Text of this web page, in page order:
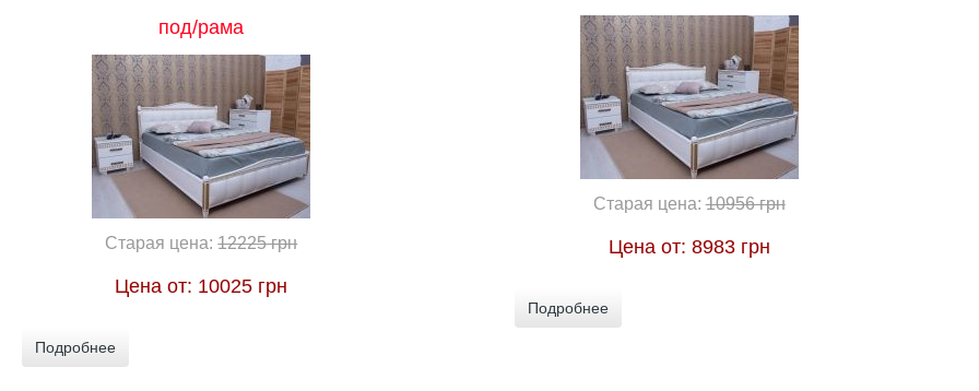
под/рама
Старая цена:12225 грн
Цена от: 10025 грн
Подробнее
Старая цена:10956 грн
Цена от: 8983 грн
Подробнее